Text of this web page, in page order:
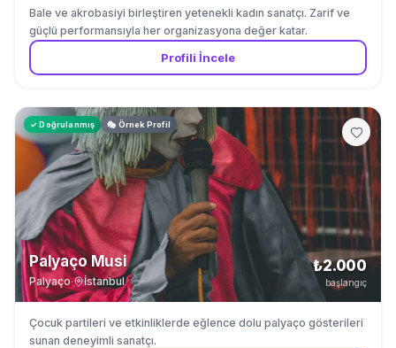
Bale ve akrobasiyi birleştiren yetenekli kadın sanatçı. Zarif ve
güçlü performansıyla her organizasyona değer katar.
Profili İncele
✓ Doğrulanmış 🎭 Örnek Profil
Palyaço Musi
Palyaço· İstanbul
₺2.000
başlangıç
Çocuk partileri ve etkinliklerde eğlence dolu palyaço gösterileri
sunan deneyimli sanatçı.